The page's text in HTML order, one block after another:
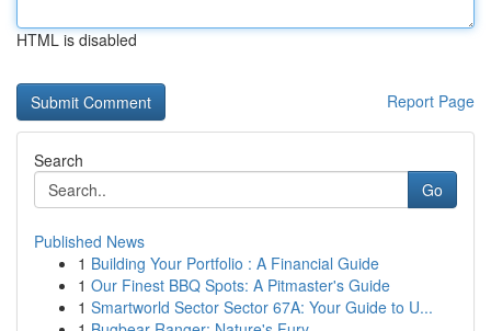
HTML is disabled
Report Page
Search
Go
Published News
1 Building Your Portfolio : A Financial Guide
1 Our Finest BBQ Spots: A Pitmaster's Guide
1 Smartworld Sector Sector 67A: Your Guide to U...